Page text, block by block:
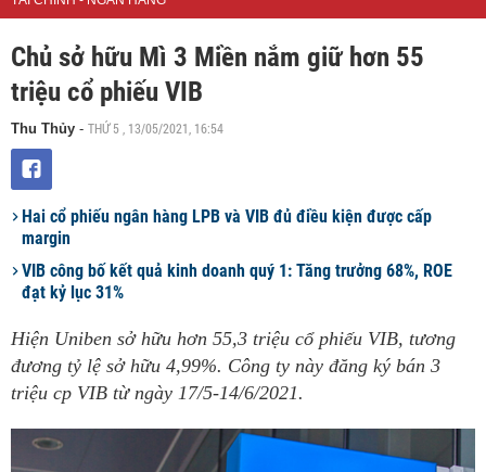
Chủ sở hữu Mì 3 Miền nắm giữ hơn 55
triệu cổ phiếu VIB
Thu Thủy - THỨ 5 , 13/05/2021, 16:54
Hai cổ phiếu ngân hàng LPB và VIB đủ điều kiện được cấp
margin
VIB công bố kết quả kinh doanh quý 1: Tăng trưởng 68%, ROE
đạt kỷ lục 31%
Hiện Uniben sở hữu hơn 55,3 triệu cổ phiếu VIB, tương
đương tỷ lệ sở hữu 4,99%. Công ty này đăng ký bán 3
triệu cp VIB từ ngày 17/5-14/6/2021.